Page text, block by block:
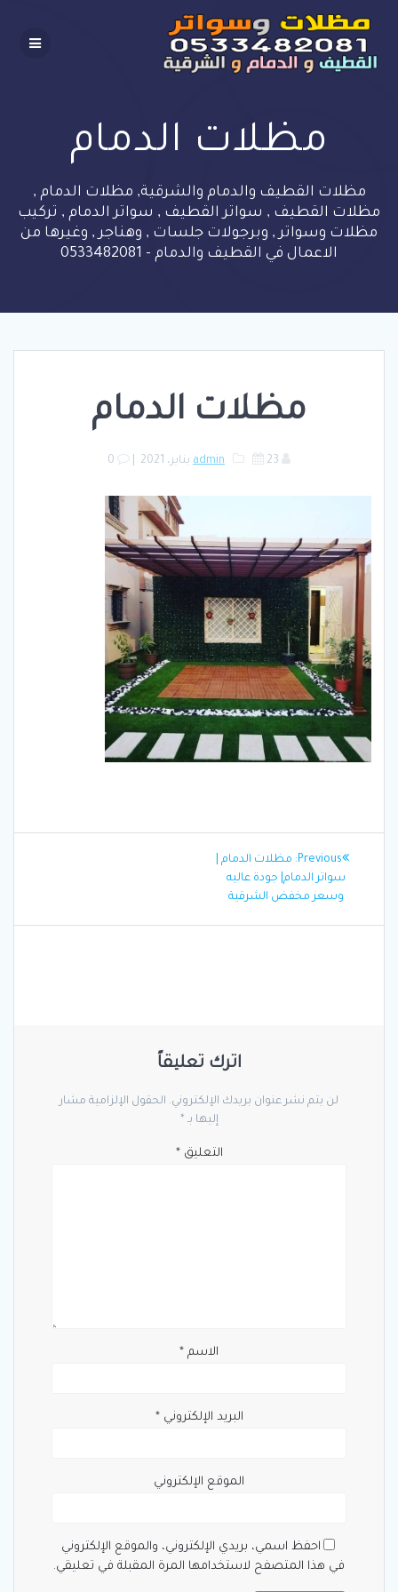
to
content
مظلات الدمام
مظلات القطيف والدمام والشرقية, مظلات الدمام ,
مظلات القطيف , سواتر القطيف , سواتر الدمام , تركيب
مظلات وسواتر , وبرجولات جلسات , وهناجر , وغيرها من
الاعمال في القطيف والدمام - 0533482081
مظلات الدمام
admin 23 يناير، 2021 0
تصفّح
المقالات
Previous:
Previous
post:
مظلات الدمام |
سواتر الدمام| جودة عاليه
وسعر مخفض الشرقية
اترك تعليقاً
لن يتم نشر عنوان بريدك الإلكتروني. الحقول الإلزامية مشار
إليها بـ *
التعليق*
الاسم *
البريد الإلكتروني*
الموقع الإلكتروني
احفظ اسمي، بريدي الإلكتروني، والموقع الإلكتروني
في هذا المتصفح لاستخدامها المرة المقبلة في تعليقي.